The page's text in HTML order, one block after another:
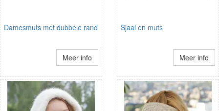
Damesmuts met dubbele rand
Meer info
Sjaal en muts
Meer info